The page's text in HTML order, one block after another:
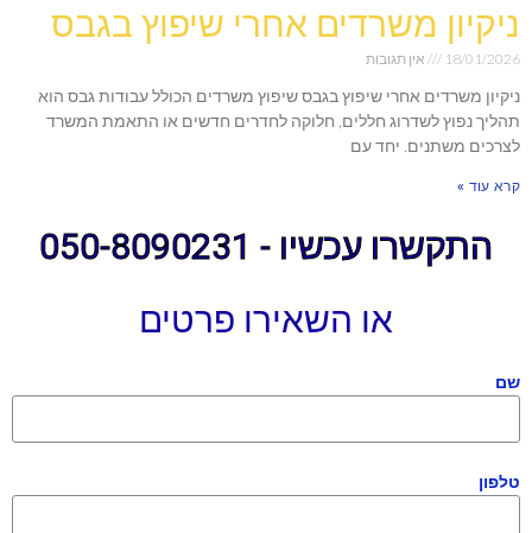
ניקיון משרדים אחרי שיפוץ בגבס
18/01/2026 אין תגובות
ניקיון משרדים אחרי שיפוץ בגבס שיפוץ משרדים הכולל עבודות גבס הוא
תהליך נפוץ לשדרוג חללים, חלוקה לחדרים חדשים או התאמת המשרד
לצרכים משתנים. יחד עם
קרא עוד »
התקשרו עכשיו - 050-8090231
או השאירו פרטים
שם
טלפון